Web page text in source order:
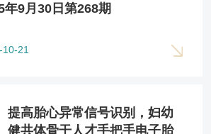
年9月30日第268期
10-21
提高胎心异常信号识别，妇幼
健共体骨干人才手把手电子胎